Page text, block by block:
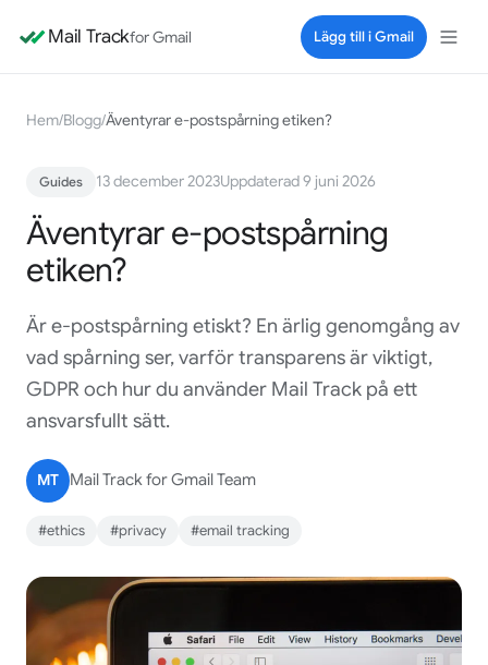
Mail Trackfor Gmail Lägg till i Gmail
Hem/Blogg/Äventyrar e-postspårning etiken?
Guides 13 december 2023Uppdaterad 9 juni 2026
Äventyrar e-postspårning
etiken?
Är e-postspårning etiskt? En ärlig genomgång av
vad spårning ser, varför transparens är viktigt,
GDPR och hur du använder Mail Track på ett
ansvarsfullt sätt.
MT Mail Track for Gmail Team
#ethics #privacy #email tracking